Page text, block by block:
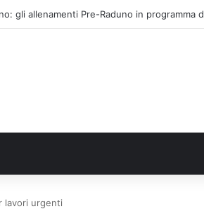
La comunità, la storia, il futuro della
lavori urgenti